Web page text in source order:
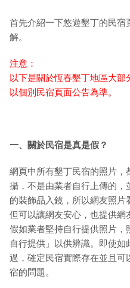
首先介紹一下悠遊墾丁的民宿
解。
注意：
以下是關於恆春墾丁地區大
以個別民宿頁面公告為準。
一、關於民宿是真是假？
網頁中所有墾丁民宿的照片，
攝，不是由業者自行上傳的，
的裝飾品入鏡，所以網友照
但可以讓網友安心，也提供網
假如業者堅持自行提供照片
自行提供」以供辨識。即使
過，確定民宿實際存在並且可
宿的問題。